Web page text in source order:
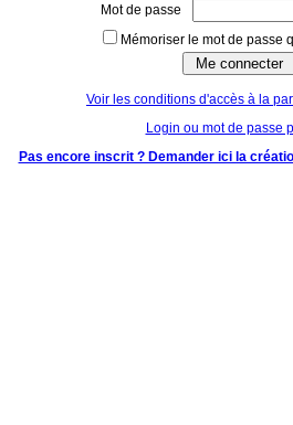
Mot de passe
Mémoriser le mot de passe
Voir les conditions d'accès à la
Login ou mot de passe
Pas encore inscrit ? Demander ici la